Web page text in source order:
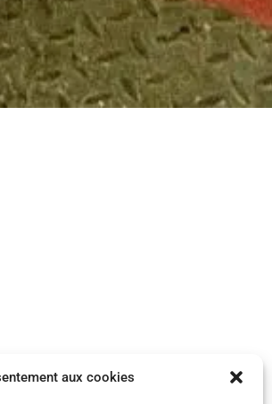
aux cookies
des